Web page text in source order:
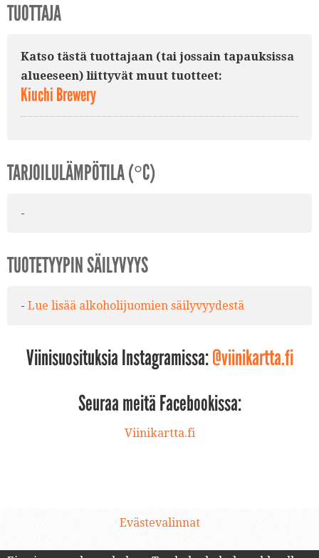
TUOTTAJA
Katso tästä tuottajaan (tai jossain tapauksissa
alueeseen) liittyvät muut tuotteet:
Kiuchi Brewery
TARJOILULÄMPÖTILA (°C)
-
TUOTETYYPIN SÄILYVYYS
- Lue lisää alkoholijuomien säilyvyydestä
Viinisuosituksia Instagramissa:@viinikartta.fi
Seuraa meitä Facebookissa:
Viinikartta.fi
Evästevalinnat